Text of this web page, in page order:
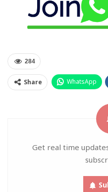
284
Share WhatsApp
Get real time